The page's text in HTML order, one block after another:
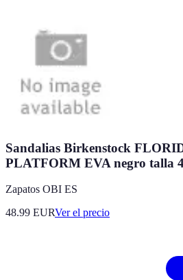
Sandalias Birkenstock
PLATFORM EVA negro talla
Zapatos OBI ES
48.99 EURVer el precio